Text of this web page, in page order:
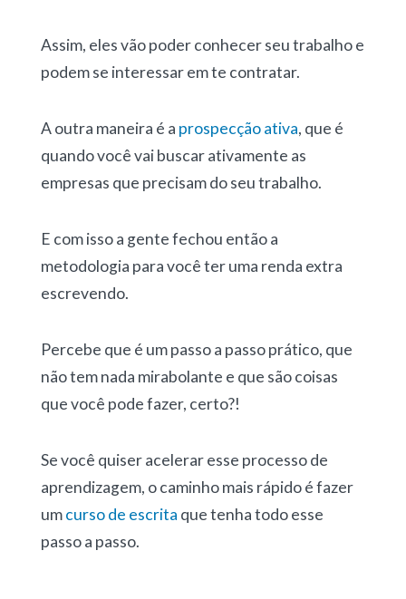
Assim, eles vão poder conhecer seu trabalho e
podem se interessar em te contratar.
A outra maneira é a prospecção ativa, que é
quando você vai buscar ativamente as
empresas que precisam do seu trabalho.
E com isso a gente fechou então a
metodologia para você ter uma renda extra
escrevendo.
Percebe que é um passo a passo prático, que
não tem nada mirabolante e que são coisas
que você pode fazer, certo?!
Se você quiser acelerar esse processo de
aprendizagem, o caminho mais rápido é fazer
umcurso de escrita que tenha todo esse
passo a passo.